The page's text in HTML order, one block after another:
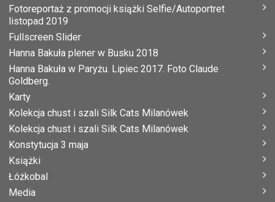
Fotoreportaż z promocji książki Selfie/Autoportret
listopad 2019
Fullscreen Slider
Hanna Bakuła plener w Busku 2018
Hanna Bakuła w Paryżu. Lipiec 2017. Foto Claude
Goldberg.
Karty
Kolekcja chust i szali Silk Cats Milanówek
Kolekcja chust i szali Silk Cats Milanówek
Konstytucja 3 maja
Książki
Łóżkobal
Media